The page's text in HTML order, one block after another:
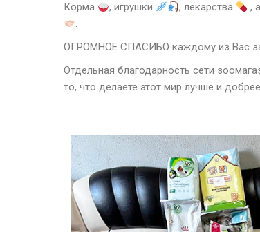
Корма
, игрушки , лекарства
,
.
ОГРОМНОЕ СПАСИБО каждому из Вас за
Отдельная благодарность сети
то, что делаете этот мир лучше и добрее